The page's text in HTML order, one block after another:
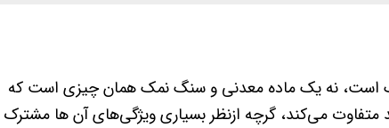
نه یک ماده معدنی و سنگ نمک همان چیزی است که
می‌کند، گرچه ازنظر بسیاری ویژگی‌های آن ها مشترک